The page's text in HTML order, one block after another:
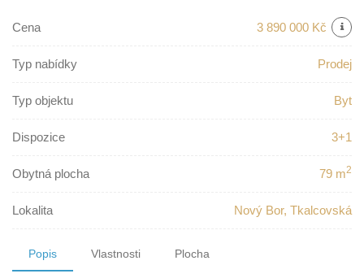
Cena 3 890 000 Kč
Typ nabídky Prodej
Typ objektu Byt
Dispozice 3+1
Obytná plocha 79 m2
Lokalita Nový Bor, Tkalcovská
Popis Vlastnosti Plocha